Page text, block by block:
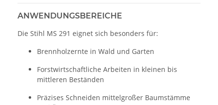
ANWENDUNGSBEREICHE
Die Stihl MS 291 eignet sich besonders für:
Brennholzernte in Wald und Garten
Forstwirtschaftliche Arbeiten in kleinen bis
mittleren Beständen
Präzises Schneiden mittelgroßer Baumstämme